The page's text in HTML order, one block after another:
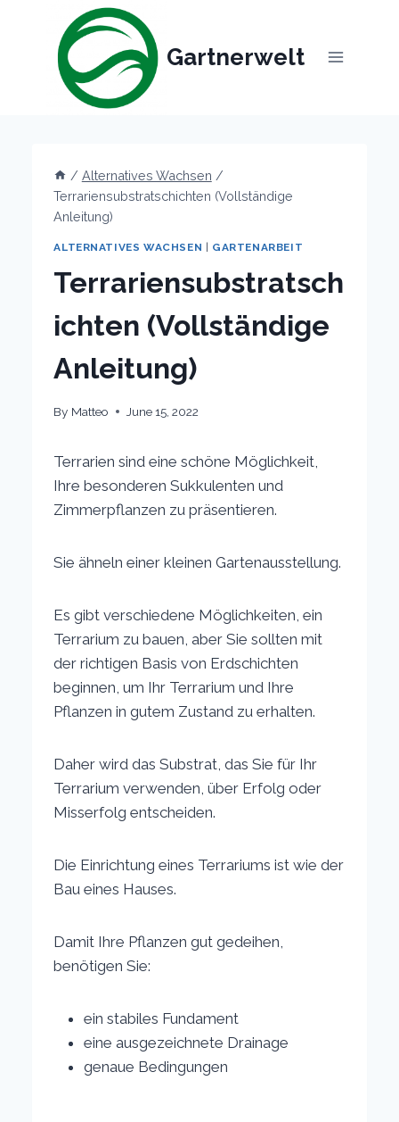
Gartnerwelt
/ Alternatives Wachsen /
Terrariensubstratschichten (Vollständige
Anleitung)
ALTERNATIVES WACHSEN GARTENARBEIT
Terrariensubstratsch
ichten (Vollständige
Anleitung)
By Matteo June 15, 2022
Terrarien sind eine schöne Möglichkeit,
Ihre besonderen Sukkulenten und
Zimmerpflanzen zu präsentieren.
Sie ähneln einer kleinen Gartenausstellung.
Es gibt verschiedene Möglichkeiten, ein
Terrarium zu bauen, aber Sie sollten mit
der richtigen Basis von Erdschichten
beginnen, um Ihr Terrarium und Ihre
Pflanzen in gutem Zustand zu erhalten.
Daher wird das Substrat, das Sie für Ihr
Terrarium verwenden, über Erfolg oder
Misserfolg entscheiden.
Die Einrichtung eines Terrariums ist wie der
Bau eines Hauses.
Damit Ihre Pflanzen gut gedeihen,
benötigen Sie:
ein stabiles Fundament
eine ausgezeichnete Drainage
genaue Bedingungen